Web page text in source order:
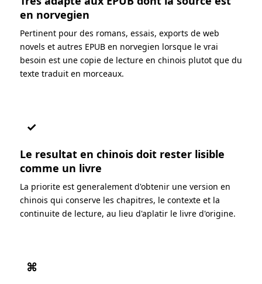
en norvegien
Pertinent pour des romans, essais, exports de web
novels et autres EPUB en norvegien lorsque le vrai
besoin est une copie de lecture en chinois plutot que du
texte traduit en morceaux.
✓
Le resultat en chinois doit rester lisible
comme un livre
La priorite est generalement d'obtenir une version en
chinois qui conserve les chapitres, le contexte et la
continuite de lecture, au lieu d'aplatir le livre d'origine.
⌘